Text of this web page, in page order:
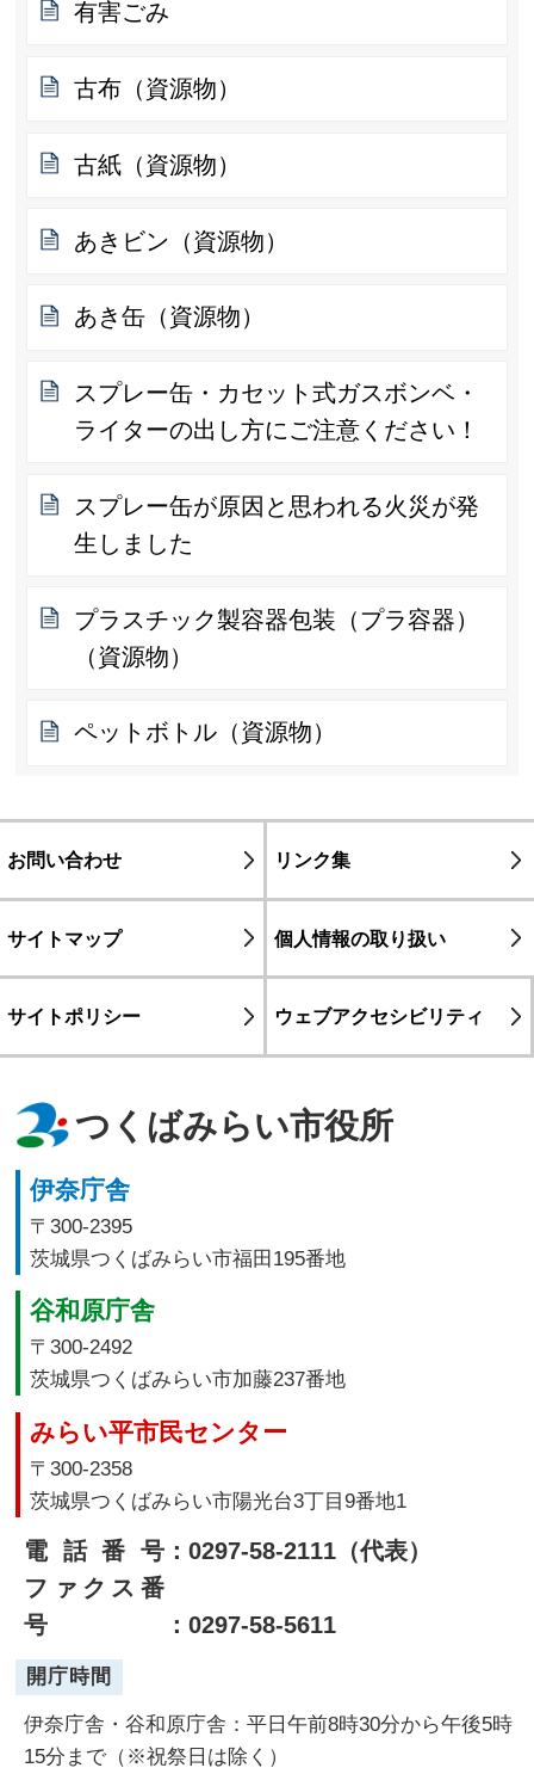
有害ごみ
古布（資源物）
古紙（資源物）
あきビン（資源物）
あき缶（資源物）
スプレー缶・カセット式ガスボンベ・
ライターの出し方にご注意ください！
スプレー缶が原因と思われる火災が発
生しました
プラスチック製容器包装（プラ容器）
（資源物）
ペットボトル（資源物）
お問い合わせ リンク集
サイトマップ 個人情報の取り扱い
サイトポリシー ウェブアクセシビリティ
つくばみらい市役所
伊奈庁舎
〒300-2395
茨城県つくばみらい市福田195番地
谷和原庁舎
〒300-2492
茨城県つくばみらい市加藤237番地
みらい平市民センター
〒300-2358
茨城県つくばみらい市陽光台3丁目9番地1
電話番号：0297-58-2111（代表）
ファクス番
号
：0297-58-5611
開庁時間
伊奈庁舎・谷和原庁舎：平日午前8時30分から午後5時
15分まで（※祝祭日は除く）